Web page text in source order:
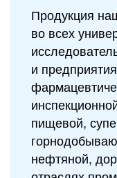
Продукция
во всех
и
пищевой,
нефтяной,